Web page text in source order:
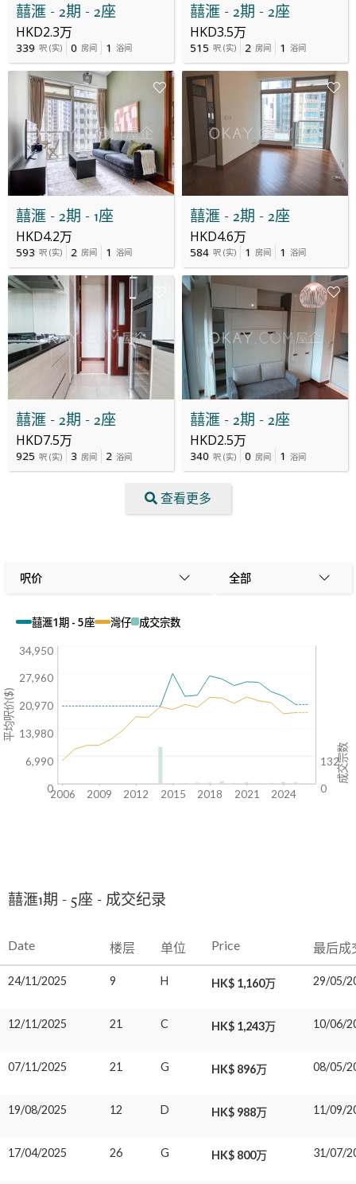
囍滙 - 2期 - 2座
HKD2.3万
339 呎 (实) 0 房间 1 浴间
囍滙 - 2期 - 2座
HKD3.5万
515 呎 (实) 2 房间 1 浴间
囍滙 - 2期 - 1座
HKD4.2万
593 呎 (实) 2 房间 1 浴间
囍滙 - 2期 - 2座
HKD4.6万
584 呎 (实) 1 房间 1 浴间
囍滙 - 2期 - 2座
HKD7.5万
925 呎 (实) 3 房间 2 浴间
囍滙 - 2期 - 2座
HKD2.5万
340 呎 (实) 0 房间 1 浴间
查看更多
呎价 全部
囍滙1期 - 5座 灣仔 成交宗数
132
0
2006 2009 2012 2015 2018 2021 2024
成交宗数
34,950
27,960
20,970
13,980
6,990
0
平均呎价($)
囍滙1期 - 5座 - 成交纪录
Date 楼层 单位 Price 最后成
24/11/2025 9 H HK$ 1,160万 29/05/
12/11/2025 21 C HK$ 1,243万 10/06/
07/11/2025 21 G HK$ 896万 08/05/
19/08/2025 12 D HK$ 988万 11/09/
17/04/2025 26 G HK$ 800万 31/07/